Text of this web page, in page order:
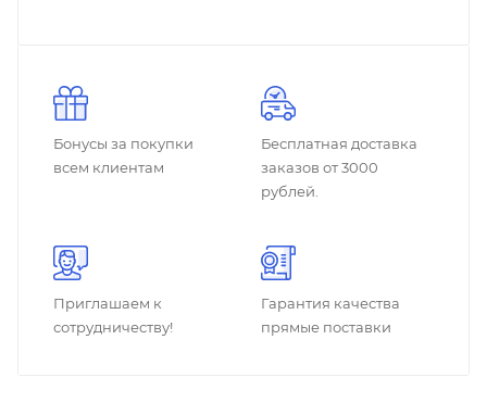
Бонусы за покупки
всем клиентам
Бесплатная доставка
заказов от 3000
рублей.
Приглашаем к
сотрудничеству!
Гарантия качества
прямые поставки